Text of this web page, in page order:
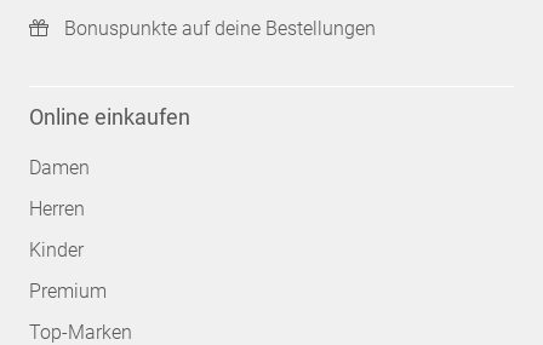
Bonuspunkte auf deine Bestellungen
Online einkaufen
Damen
Herren
Kinder
Premium
Top-Marken